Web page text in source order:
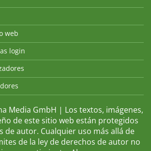
web
login
Media GmbH | Los textos, imágenes,
de este sitio web están protegidos
de autor. Cualquier uso más allá de
de la ley de derechos de autor no